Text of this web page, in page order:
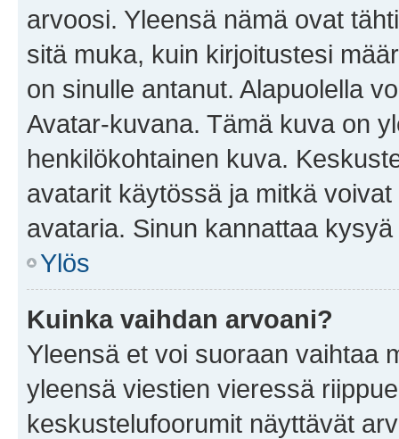
arvoosi. Yleensä nämä ovat
sitä muka, kuin kirjoitustesi
on sinulle antanut. Alapuolella
Avatar-kuvana. Tämä kuva on
henkilökohtainen kuva.
avatarit käytössä ja mitkä
avataria. Sinun kannattaa
Ylös
Kuinka vaihdan arvoani?
Yleensä et voi suoraan vaihtaa
yleensä viestien vieressä
keskustelufoorumit näyttävät